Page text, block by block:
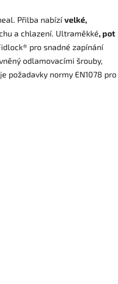
Přilba nabízívelké,
a chlazení. Ultraměkké, pot
pro snadné zapínání
odlamovacími šrouby,
požadavky normy EN1078 pro